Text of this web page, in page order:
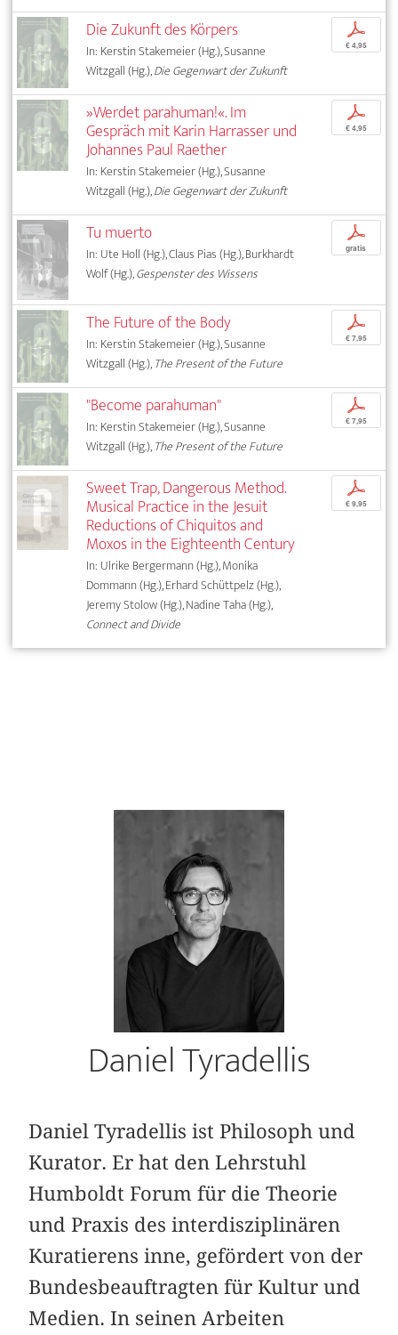
Die Zukunft des Körpers
In: Kerstin Stakemeier (Hg.), Susanne
Witzgall (Hg.),Die Gegenwart der Zukunft
p
€ 4,95
»Werdet parahuman!«. Im
Gespräch mit Karin Harrasser und
Johannes Paul Raether
In: Kerstin Stakemeier (Hg.), Susanne
Witzgall (Hg.),Die Gegenwart der Zukunft
p
€ 4,95
Tu muerto
In: Ute Holl (Hg.), Claus Pias (Hg.), Burkhardt
Wolf (Hg.),Gespenster des Wissens
p
gratis
The Future of the Body
In: Kerstin Stakemeier (Hg.), Susanne
Witzgall (Hg.),The Present of the Future
p
€ 7,95
"Become parahuman"
In: Kerstin Stakemeier (Hg.), Susanne
Witzgall (Hg.),The Present of the Future
p
€ 7,95
Sweet Trap, Dangerous Method.
Musical Practice in the Jesuit
Reductions of Chiquitos and
Moxos in the Eighteenth Century
In: Ulrike Bergermann (Hg.), Monika
Dommann (Hg.), Erhard Schüttpelz (Hg.),
Jeremy Stolow (Hg.), Nadine Taha (Hg.),
Connect and Divide
p
€ 9,95
Daniel Tyradellis
Daniel Tyradellis ist Philosoph und
Kurator. Er hat den Lehrstuhl
Humboldt Forum für die Theorie
und Praxis des interdisziplinären
Kuratierens inne, gefördert von der
Bundesbeauftragten für Kultur und
Medien. In seinen Arbeiten